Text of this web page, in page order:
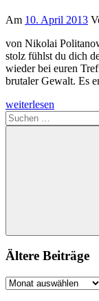
Am 10. April 2013
von Nikolai
stolz fühlst du dich
wieder bei euren
brutaler Gewalt. Es
weiterlesen
Suchen
nach:
Ältere Beiträge
Ältere